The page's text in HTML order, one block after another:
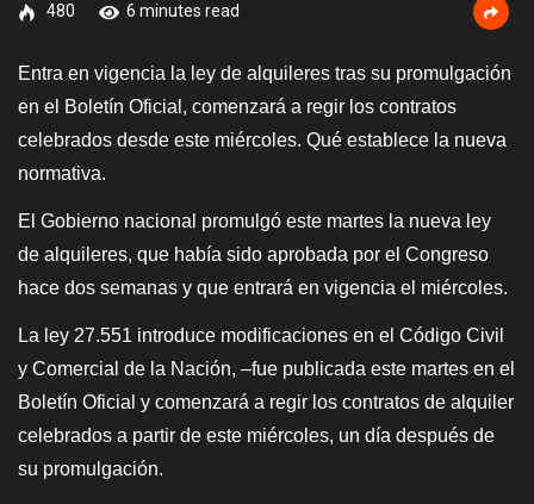
480 6 minutes read
Entra en vigencia la ley de alquileres tras su promulgación
en el Boletín Oficial, comenzará a regir los contratos
celebrados desde este miércoles. Qué establece la nueva
normativa.
El Gobierno nacional promulgó este martes la nueva ley
de alquileres​, que había sido aprobada por el Congreso
hace dos semanas y que entrará en vigencia el miércoles.
La ley 27.551 introduce modificaciones en el Código Civil
y Comercial de la Nación, –fue publicada este martes en el
Boletín Oficial y comenzará a regir los contratos de alquiler
celebrados a partir de este miércoles, un día después de
su promulgación.